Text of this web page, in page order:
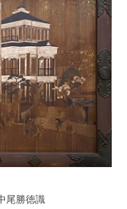
尾勝徳識